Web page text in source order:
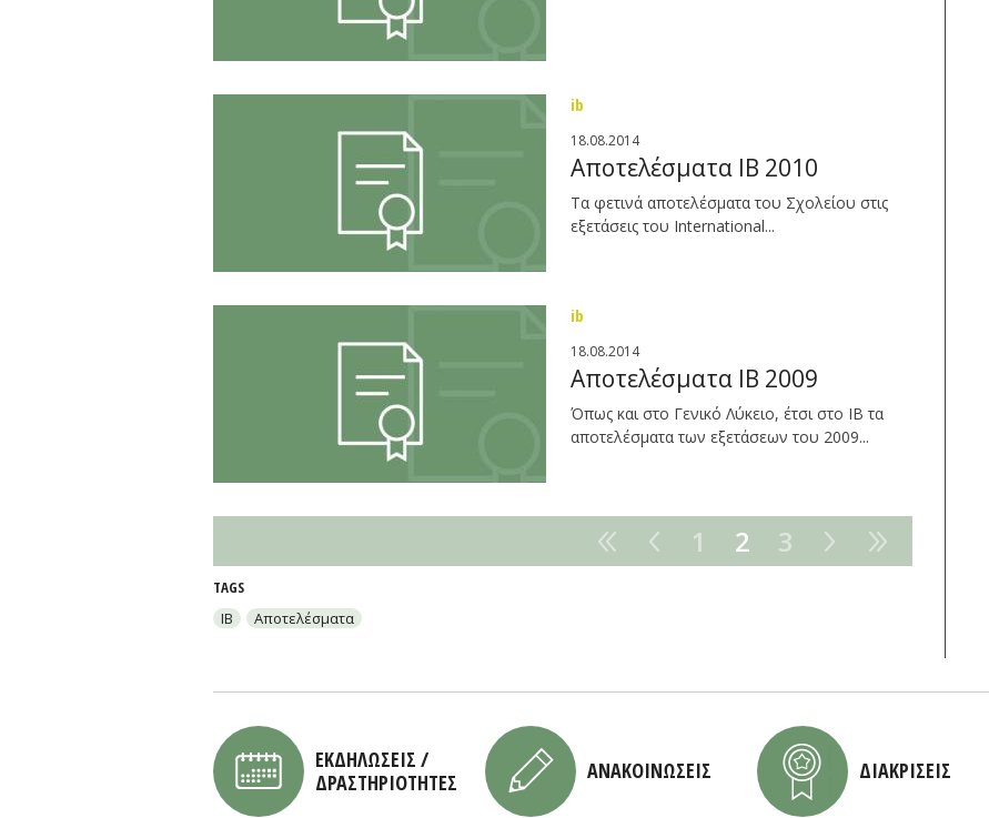
ib
18.08.2014
Αποτελέσματα IB 2010
Τα φετινά αποτελέσματα του Σχολείου στις
εξετάσεις του International...
ib
18.08.2014
Αποτελέσματα IB 2009
Όπως και στο Γενικό Λύκειο, έτσι στο ΙΒ τα
αποτελέσματα των εξετάσεων του 2009...
1 2 3
TAGS
IB
Αποτελέσματα
ΕΚΔΗΛΩΣΕΙΣ /
ΔΡΑΣΤΗΡΙΟΤΗΤΕΣ
ΑΝΑΚΟΙΝΩΣΕΙΣ ΔΙΑΚΡΙΣΕΙΣ